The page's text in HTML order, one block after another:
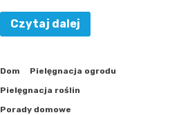
Czytaj dalej
Dom
Pielęgnacja ogrodu
Pielęgnacja roślin
Porady domowe